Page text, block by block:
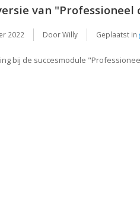
van
2022 Door Willy Geplaatst in
bij de succesmodule